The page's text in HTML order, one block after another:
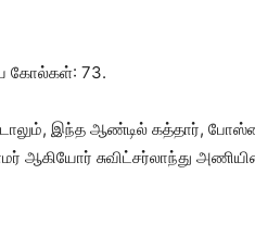
கோல்கள்: 73.
இந்த ஆண்டில் கத்தார்,
ஆகியோர் சுவிட்சர்லாந்து